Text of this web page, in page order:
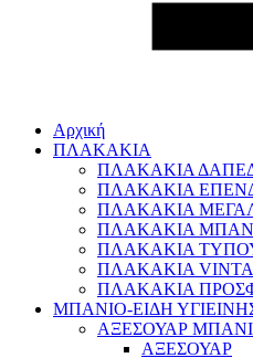
Αρχική
ΠΛΑΚΑΚΙΑ
ΠΛΑΚΑΚΙΑ
ΠΛΑΚΑΚΙΑ
ΠΛΑΚΑΚΙΑ
ΠΛΑΚΑΚΙΑ
ΠΛΑΚΑΚΙΑ
ΠΛΑΚΑΚΙΑ
ΠΛΑΚΑΚΙΑ
ΜΠΑΝΙΟ-ΕΙΔΗ
ΑΞΕΣΟΥΑΡ
ΑΞΕΣΟΥΑΡ